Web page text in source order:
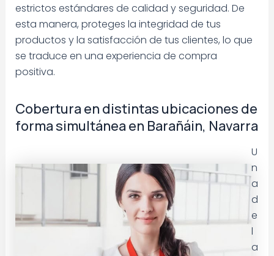
estrictos estándares de calidad y seguridad. De
esta manera, proteges la integridad de tus
productos y la satisfacción de tus clientes, lo que
se traduce en una experiencia de compra
positiva.
Cobertura en distintas ubicaciones de
forma simultánea en Barañáin, Navarra
U
n
a
d
e
l
a